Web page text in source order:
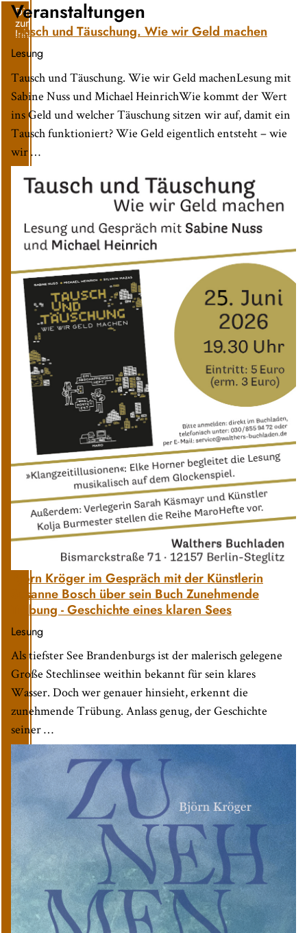
Direkt
zum
Inhalt
Veranstaltungen
Tausch und Täuschung. Wie wir Geld machen
Lesung
Tausch und Täuschung. Wie wir Geld machenLesung mit
Sabine Nuss und Michael HeinrichWie kommt der Wert
ins Geld und welcher Täuschung sitzen wir auf, damit ein
Tausch funktioniert? Wie Geld eigentlich entsteht – wie
wir …
Björn Kröger im Gespräch mit der Künstlerin
Susanne Bosch über sein Buch Zunehmende
Trübung - Geschichte eines klaren Sees
Lesung
Als tiefster See Brandenburgs ist der malerisch gelegene
Große Stechlinsee weithin bekannt für sein klares
Wasser. Doch wer genauer hinsieht, erkennt die
zunehmende Trübung. Anlass genug, der Geschichte
seiner …